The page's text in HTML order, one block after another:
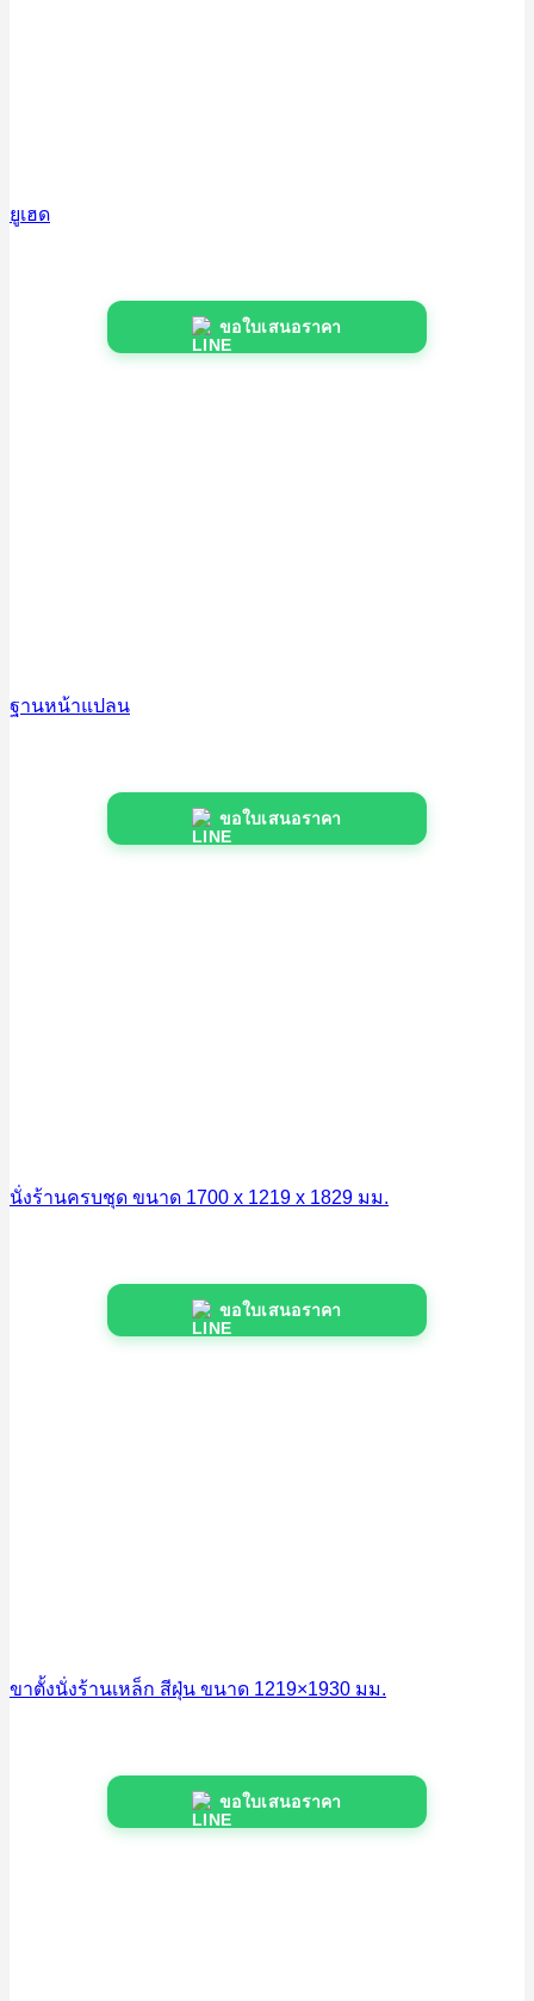
ยูเฮด
ขอใบเสนอราคา
ฐานหน้าแปลน
ขอใบเสนอราคา
นั่งร้านครบชุด ขนาด 1700 x 1219 x 1829 มม.
ขอใบเสนอราคา
ขาตั้งนั่งร้านเหล็ก สีฝุ่น ขนาด 1219×1930 มม.
ขอใบเสนอราคา